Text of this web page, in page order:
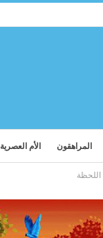
المراهقون الأم العصرية